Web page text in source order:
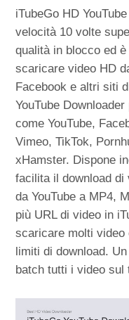
iTubeGo HD
velocità 10 volte
qualità in blocco ed
scaricare video HD
Facebook e altri siti
YouTube
come YouTube,
Vimeo, TikTok,
xHamster. Dispone
facilita il download
da YouTube a MP4,
più URL di video in
scaricare molti video
limiti di download.
batch tutti i video sul